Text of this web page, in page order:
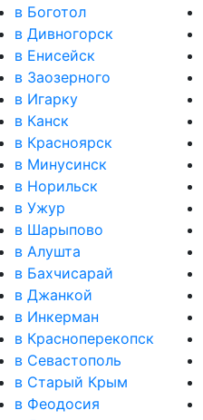
в Боготол
в Дивногорск
в Енисейск
в Заозерного
в Игарку
в Канск
в Красноярск
в Минусинск
в Норильск
в Ужур
в Шарыпово
в Алушта
в Бахчисарай
в Джанкой
в Инкерман
в Красноперекопск
в Севастополь
в Старый Крым
в Феодосия